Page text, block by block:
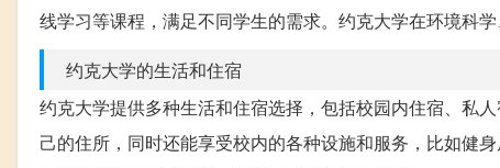
线学习等课程，满足不同学生的需求。约克大学在环境科
约克大学的生活和住宿
约克大学提供多种生活和住宿选择，包括校园内住宿、私
己的住所，同时还能享受校内的各种设施和服务，比如健